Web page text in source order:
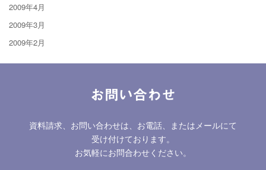
2009年4月
2009年3月
2009年2月
お問い合わせ
資料請求、お問い合わせは、お電話、またはメールにて
受け付けております。
お気軽にお問合わせください。